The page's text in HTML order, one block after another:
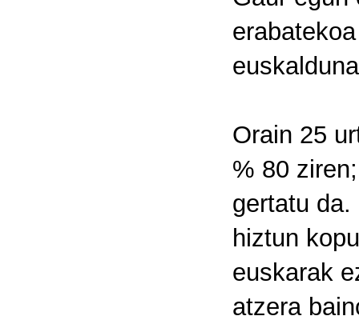
Orain 25
% 80
gertatu
hiztun
euskarak
atzera